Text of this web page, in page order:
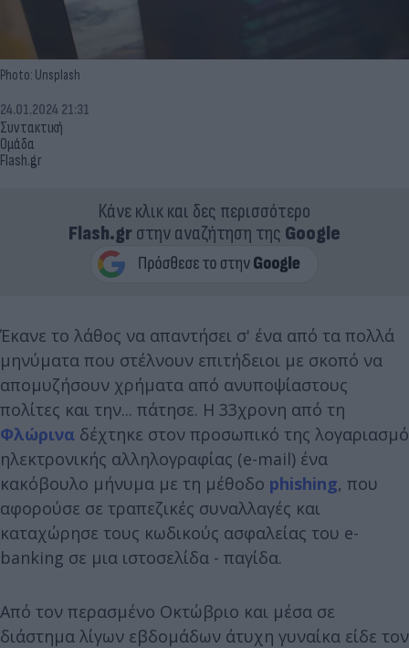
Photo: Unsplash
Συντακτική
Ομάδα
Flash.gr
24.01.2024 21:31
Κάνε κλικ και δες περισσότερο
Flash.grστην αναζήτηση της Google
Έκανε το λάθος να απαντήσει σ' ένα από τα πολλά
μηνύματα που στέλνουν επιτήδειοι με σκοπό να
απομυζήσουν χρήματα από ανυποψίαστους
πολίτες και την... πάτησε. Η 33χρονη από τη
Φλώρινα δέχτηκε στον προσωπικό της λογαριασμό
ηλεκτρονικής αλληλογραφίας (e-mail) ένα
κακόβουλο μήνυμα με τη μέθοδο phishing, που
αφορούσε σε τραπεζικές συναλλαγές και
καταχώρησε τους κωδικούς ασφαλείας του e-
banking σε μια ιστοσελίδα - παγίδα.
Από τον περασμένο Οκτώβριο και μέσα σε
διάστημα λίγων εβδομάδων άτυχη γυναίκα είδε τον